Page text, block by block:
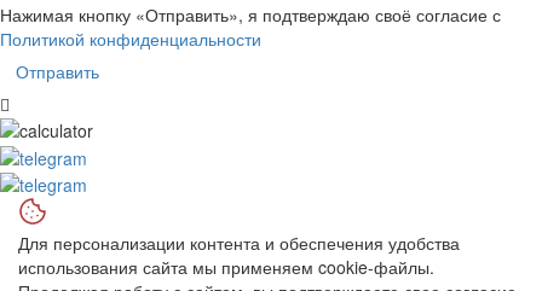
Нажимая кнопку «Отправить», я подтверждаю своё согласие с
Политикой конфиденциальности
Отправить
Для персонализации контента и обеспечения удобства
использования сайта мы применяем cookie-файлы.